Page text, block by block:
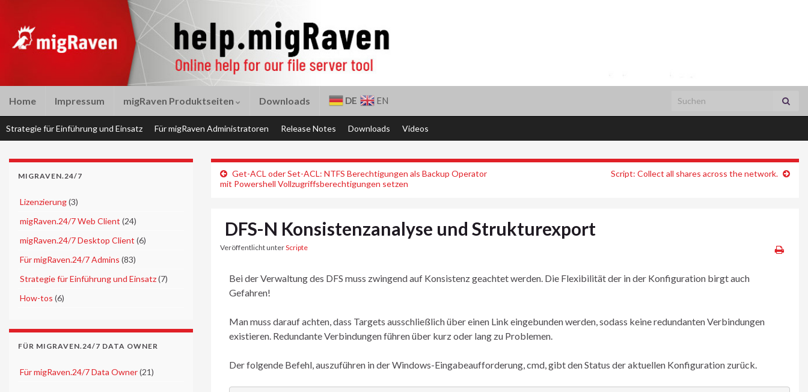
Home Impressum migRaven Produktseiten Downloads Search for:
DE EN
Strategie für Einführung und Einsatz Für migRaven Administratoren Release Notes Downloads Videos
MIGRAVEN.24/7
Lizenzierung(3)
migRaven.24/7 Web Client (24)
migRaven.24/7 Desktop Client (6)
Für migRaven.24/7 Admins (83)
Strategie für Einführung und Einsatz(7)
How-tos (6)
FÜR MIGRAVEN.24/7 DATA OWNER
Für migRaven.24/7 Data Owner(21)
Get-ACL oder Set-ACL: NTFS Berechtigungen als Backup Operator
mit Powershell Vollzugriffsberechtigungen setzen
Script: Collect all shares across the network.
DFS-N Konsistenzanalyse und Strukturexport
Veröffentlicht unterScripte
Bei der Verwaltung des DFS muss zwingend auf Konsistenz geachtet werden. Die Flexibilität der in der Konfiguration birgt auch
Gefahren!
Man muss darauf achten, dass Targets ausschließlich über einen Link eingebunden werden, sodass keine redundanten Verbindungen
existieren. Redundante Verbindungen führen über kurz oder lang zu Problemen.
Der folgende Befehl, auszuführen in der Windows-Eingabeaufforderung, cmd, gibt den Status der aktuellen Konfiguration zurück.